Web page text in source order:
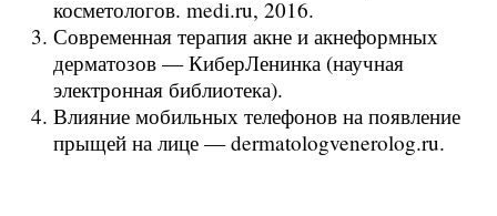
косметологов. medi.ru, 2016.
Современная терапия акне и акнеформных
дерматозов — КиберЛенинка (научная
электронная библиотека).
Влияние мобильных телефонов на появление
прыщей на лице — dermatologvenerolog.ru.